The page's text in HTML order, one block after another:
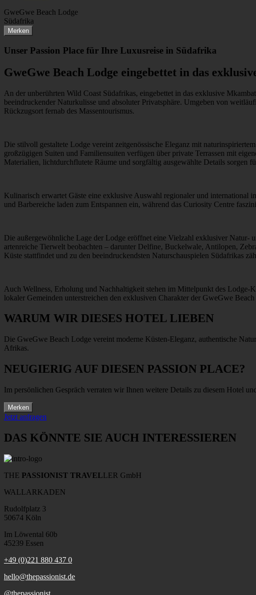
GweGwe Beach Lodge
Südafrika
Merken
Unser Passion Place für Ihre Luxusreise in Südafrika
GweGwe Beach Lodge eingebettet in das
An der unberührten Wild Coast Südafrikas, eingebettet in das exklusive
beeindruckender Naturkulisse und absoluter Privatsphäre. Umgeben von
Rückzugsort fernab des Massentourismus.
Die stilvoll gestaltete Lodge vereint zeitgenössische Eleganz mit
großzügigen Suiten und Familiensuiten verfügen über private Terrassen mit
Materialien, lichtdurchflutete Räume und sorgfältig ausgewählte Details sorgen
Kulinarisch erwartet Gäste eine exklusive Auswahl regionaler und international
und Barbereiche laden zum Entspannen ein, während das Curiosity Centre
Die außergewöhnliche Lage der Lodge eröffnet eine Vielzahl exklusiver Natur-
artenreiche Tierwelt beobachten – darunter Delfine, Buckelwale, Antilopen,
Küste stattfindet und zu den beeindruckendsten Naturschauspielen Südafrikas
Auch Wellness, Erholung und Nachhaltigkeit stehen im Mittelpunkt des Lodge-
lokaler Gemeinden unterstreichen den exklusiven Charakter der GweGwe
WARUM WIR DIESES HOTEL LIEBEN
Die GweGwe Beach Lodge vereint moderne Küsten-Eleganz, authentische
Afrikas.
NEUGIERIG AUF DIESEN PASSION PLACE?
Im persönlichen Gespräch verraten wir Ihnen weitere Details zu diesem Hotel
Merken
Jetzt anfragen
DAS KÖNNTE SIE AUCH INTERESSIEREN
THE PASSIONIST TRAVELLER GmbH
WALLARKADEN
Rudolfplatz 3
50674 Köln
Im Löwental 60b
45239 Essen
+49 (0)221 880 437 0
hello@thepassionist.de
@thepassionist